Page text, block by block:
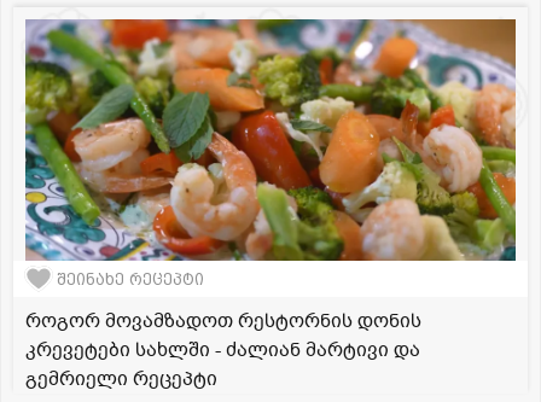
შეინახე რეცეპტი
როგორ მოვამზადოთ რესტორნის დონის
კრევეტები სახლში - ძალიან მარტივი და
გემრიელი რეცეპტი